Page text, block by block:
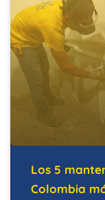
Los 5
Colombia